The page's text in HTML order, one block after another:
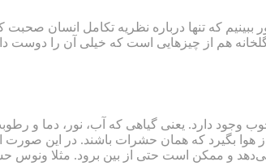
که تنها درباره نظریه تکامل انسان صحبت
هم از چیزهایی است که خیلی آن را دوست
دارد. یعنی گیاهی که آب، نور، دما و
بگیرد که همان حشرات باشند. در این صورت
و ممکن است حتی از بین برود. مثلا ونوس